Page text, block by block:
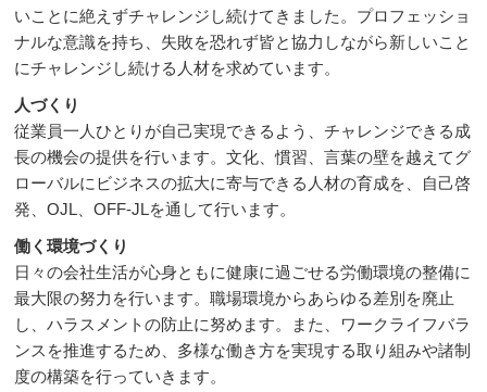
いことに絶えずチャレンジし続けてきました。プロフェッショ
ナルな意識を持ち、失敗を恐れず皆と協力しながら新しいこと
にチャレンジし続ける人材を求めています。
人づくり
従業員一人ひとりが自己実現できるよう、チャレンジできる成
長の機会の提供を行います。文化、慣習、言葉の壁を越えてグ
ローバルにビジネスの拡大に寄与できる人材の育成を、自己啓
発、OJL、OFF-JLを通して行います。
働く環境づくり
日々の会社生活が心身ともに健康に過ごせる労働環境の整備に
最大限の努力を行います。職場環境からあらゆる差別を廃止
し、ハラスメントの防止に努めます。また、ワークライフバラ
ンスを推進するため、多様な働き方を実現する取り組みや諸制
度の構築を行っていきます。